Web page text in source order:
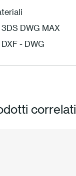
DWG MAX
- DWG
correlati